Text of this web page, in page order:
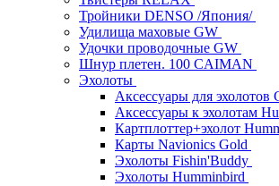
Тройники DENSO /Япония/
Удилища маховые GW
Удочки проводочные GW
Шнур плетен. 100 CAIMAN
Эхолоты
Аксессуары для эхолотов
Аксессуары к эхолотам
Картплоттер+эхолот
Карты Navionics Gold
Эхолоты Fishin'Buddy
Эхолоты Humminbird